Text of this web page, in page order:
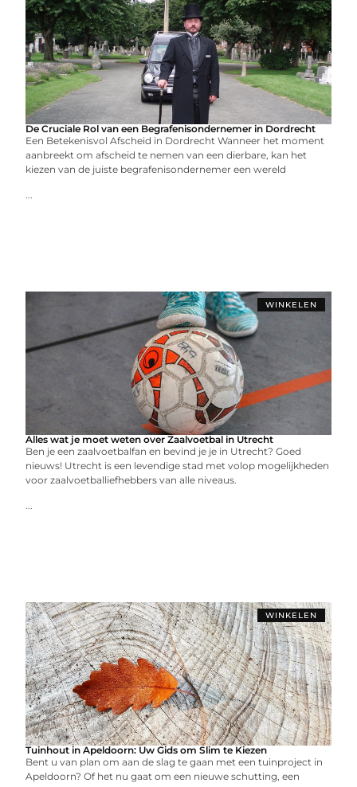
De Cruciale Rol van een Begrafenisondernemer in Dordrecht
Een Betekenisvol Afscheid in Dordrecht Wanneer het moment
aanbreekt om afscheid te nemen van een dierbare, kan het
kiezen van de juiste begrafenisondernemer een wereld
...
WINKELEN
Alles wat je moet weten over Zaalvoetbal in Utrecht
Ben je een zaalvoetbalfan en bevind je je in Utrecht? Goed
nieuws! Utrecht is een levendige stad met volop mogelijkheden
voor zaalvoetballiefhebbers van alle niveaus.
...
WINKELEN
Tuinhout in Apeldoorn: Uw Gids om Slim te Kiezen
Bent u van plan om aan de slag te gaan met een tuinproject in
Apeldoorn? Of het nu gaat om een nieuwe schutting, een